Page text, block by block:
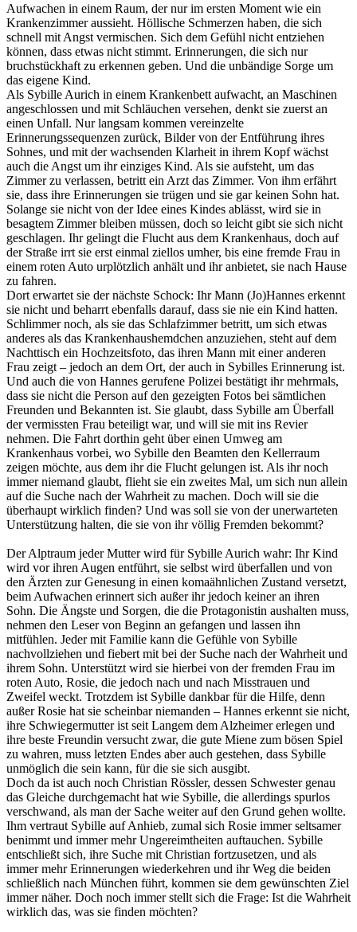
Aufwachen in einem Raum, der nur im ersten Moment wie ein
Krankenzimmer aussieht. Höllische Schmerzen haben, die sich
schnell mit Angst vermischen. Sich dem Gefühl nicht entziehen
können, dass etwas nicht stimmt. Erinnerungen, die sich nur
bruchstückhaft zu erkennen geben. Und die unbändige Sorge um
das eigene Kind.
Als Sybille Aurich in einem Krankenbett aufwacht, an Maschinen
angeschlossen und mit Schläuchen versehen, denkt sie zuerst an
einen Unfall. Nur langsam kommen vereinzelte
Erinnerungssequenzen zurück, Bilder von der Entführung ihres
Sohnes, und mit der wachsenden Klarheit in ihrem Kopf wächst
auch die Angst um ihr einziges Kind. Als sie aufsteht, um das
Zimmer zu verlassen, betritt ein Arzt das Zimmer. Von ihm erfährt
sie, dass ihre Erinnerungen sie trügen und sie gar keinen Sohn hat.
Solange sie nicht von der Idee eines Kindes ablässt, wird sie in
besagtem Zimmer bleiben müssen, doch so leicht gibt sie sich nicht
geschlagen. Ihr gelingt die Flucht aus dem Krankenhaus, doch auf
der Straße irrt sie erst einmal ziellos umher, bis eine fremde Frau in
einem roten Auto urplötzlich anhält und ihr anbietet, sie nach Hause
zu fahren.
Dort erwartet sie der nächste Schock: Ihr Mann (Jo)Hannes erkennt
sie nicht und beharrt ebenfalls darauf, dass sie nie ein Kind hatten.
Schlimmer noch, als sie das Schlafzimmer betritt, um sich etwas
anderes als das Krankenhaushemdchen anzuziehen, steht auf dem
Nachttisch ein Hochzeitsfoto, das ihren Mann mit einer anderen
Frau zeigt – jedoch an dem Ort, der auch in Sybilles Erinnerung ist.
Und auch die von Hannes gerufene Polizei bestätigt ihr mehrmals,
dass sie nicht die Person auf den gezeigten Fotos bei sämtlichen
Freunden und Bekannten ist. Sie glaubt, dass Sybille am Überfall
der vermissten Frau beteiligt war, und will sie mit ins Revier
nehmen. Die Fahrt dorthin geht über einen Umweg am
Krankenhaus vorbei, wo Sybille den Beamten den Kellerraum
zeigen möchte, aus dem ihr die Flucht gelungen ist. Als ihr noch
immer niemand glaubt, flieht sie ein zweites Mal, um sich nun allein
auf die Suche nach der Wahrheit zu machen. Doch will sie die
überhaupt wirklich finden? Und was soll sie von der unerwarteten
Unterstützung halten, die sie von ihr völlig Fremden bekommt?
Der Alptraum jeder Mutter wird für Sybille Aurich wahr: Ihr Kind
wird vor ihren Augen entführt, sie selbst wird überfallen und von
den Ärzten zur Genesung in einen komaähnlichen Zustand versetzt,
beim Aufwachen erinnert sich außer ihr jedoch keiner an ihren
Sohn. Die Ängste und Sorgen, die die Protagonistin aushalten muss,
nehmen den Leser von Beginn an gefangen und lassen ihn
mitfühlen. Jeder mit Familie kann die Gefühle von Sybille
nachvollziehen und fiebert mit bei der Suche nach der Wahrheit und
ihrem Sohn. Unterstützt wird sie hierbei von der fremden Frau im
roten Auto, Rosie, die jedoch nach und nach Misstrauen und
Zweifel weckt. Trotzdem ist Sybille dankbar für die Hilfe, denn
außer Rosie hat sie scheinbar niemanden – Hannes erkennt sie nicht,
ihre Schwiegermutter ist seit Langem dem Alzheimer erlegen und
ihre beste Freundin versucht zwar, die gute Miene zum bösen Spiel
zu wahren, muss letzten Endes aber auch gestehen, dass Sybille
unmöglich die sein kann, für die sie sich ausgibt.
Doch da ist auch noch Christian Rössler, dessen Schwester genau
das Gleiche durchgemacht hat wie Sybille, die allerdings spurlos
verschwand, als man der Sache weiter auf den Grund gehen wollte.
Ihm vertraut Sybille auf Anhieb, zumal sich Rosie immer seltsamer
benimmt und immer mehr Ungereimtheiten auftauchen. Sybille
entschließt sich, ihre Suche mit Christian fortzusetzen, und als
immer mehr Erinnerungen wiederkehren und ihr Weg die beiden
schließlich nach München führt, kommen sie dem gewünschten Ziel
immer näher. Doch noch immer stellt sich die Frage: Ist die Wahrheit
wirklich das, was sie finden möchten?